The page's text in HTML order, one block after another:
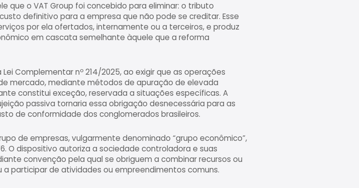
que o VAT Group foi concebido para eliminar: o tributo
definitivo para a empresa que não pode se creditar. Esse
por ela ofertados, internamente ou a terceiros, e produz
em cascata semelhante àquele que a reforma
Complementar nº 214/2025, ao exigir que as operações
mercado, mediante métodos de apuração de elevada
constitui exceção, reservada a situações específicas. A
passiva tornaria essa obrigação desnecessária para as
de conformidade dos conglomerados brasileiros.
de empresas, vulgarmente denominado “grupo econômico”,
O dispositivo autoriza a sociedade controladora e suas
convenção pela qual se obriguem a combinar recursos ou
participar de atividades ou empreendimentos comuns.